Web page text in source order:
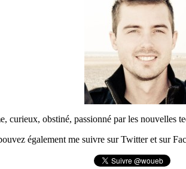
obstiné, passionné par les nouvelles
également me suivre sur Twitter et sur